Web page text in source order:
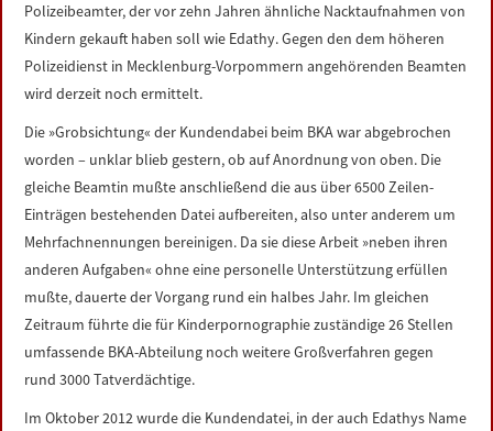
Polizeibeamter, der vor zehn Jahren ähnliche Nacktaufnahmen von
Kindern gekauft haben soll wie Edathy. Gegen den dem höheren
Polizeidienst in Mecklenburg-Vorpommern angehörenden Beamten
wird derzeit noch ermittelt.
Die »Grobsichtung« der Kundendabei beim BKA war abgebrochen
worden – unklar blieb gestern, ob auf Anordnung von oben. Die
gleiche Beamtin mußte anschließend die aus über 6500 Zeilen-
Einträgen bestehenden Datei aufbereiten, also unter anderem um
Mehrfachnennungen bereinigen. Da sie diese Arbeit »neben ihren
anderen Aufgaben« ohne eine personelle Unterstützung erfüllen
mußte, dauerte der Vorgang rund ein halbes Jahr. Im gleichen
Zeitraum führte die für Kinderpornographie zuständige 26 Stellen
umfassende BKA-Abteilung noch weitere Großverfahren gegen
rund 3000 Tatverdächtige.
Im Oktober 2012 wurde die Kundendatei, in der auch Edathys Name